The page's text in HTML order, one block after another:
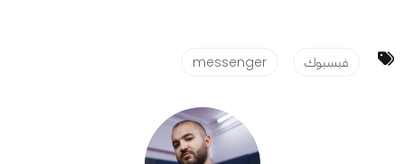
فيسبوك messenger